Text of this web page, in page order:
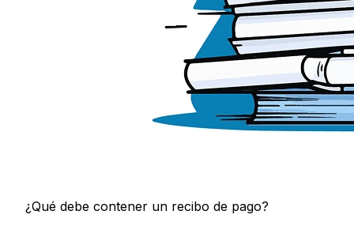
¿Qué debe contener un recibo de pago?